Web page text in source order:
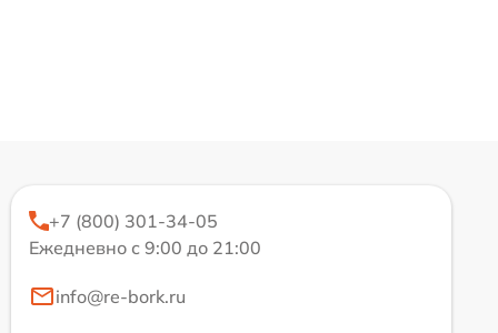
+7 (800) 301-34-05
Ежедневно с 9:00 до 21:00
info@re-bork.ru